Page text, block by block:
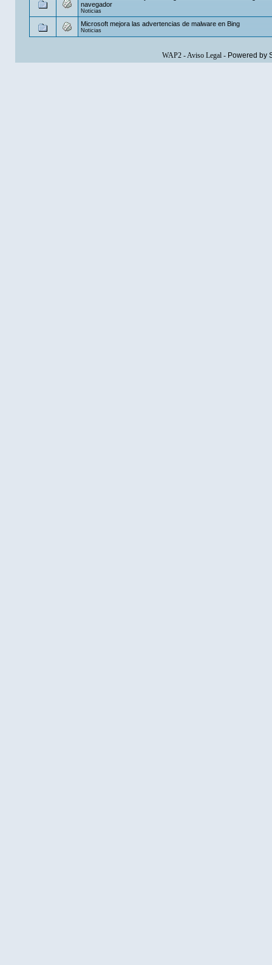
navegador
Noticias
Microsoft mejora las advertencias de malware en Bing
Noticias
WAP2-Aviso Legal- Powered by